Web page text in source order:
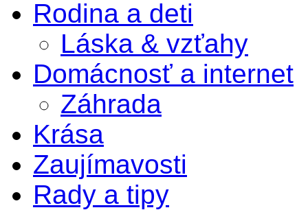
Rodina a deti
Láska & vzťahy
Domácnosť a internet
Záhrada
Krása
Zaujímavosti
Rady a tipy